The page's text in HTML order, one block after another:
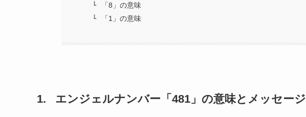
「8」の意味
「1」の意味
1. エンジェルナンバー「481」の意味とメッセージ